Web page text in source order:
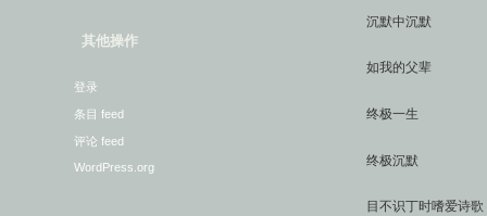
其他操作
登录
条目 feed
评论 feed
WordPress.org
沉默中沉默
如我的父辈
终极一生
终极沉默
目不识丁时嗜爱诗歌